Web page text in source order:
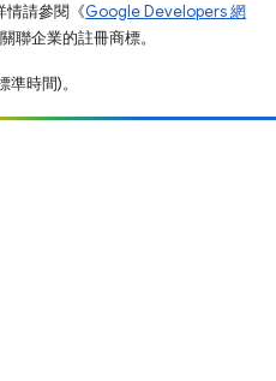
情請參閱《Google Developers 網
聯企業的註冊商標。
時間)。